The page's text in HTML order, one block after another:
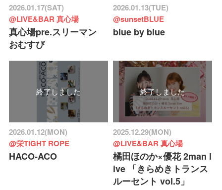
2026.01.17(SAT)
@LIVE&BAR 真心場
真心場pre.スリーマン
おむすび
2026.01.13(TUE)
@sunsetBLUE
blue by blue
終了しました
2026.01.12(MON)
@栄TIGHT ROPE
HACO-ACO
終了しました
2025.12.29(MON)
@LIVE&BAR 真心場
橘田ほのか×優花 2man l
ive 「きらめきトランス
ルーセント vol.5」